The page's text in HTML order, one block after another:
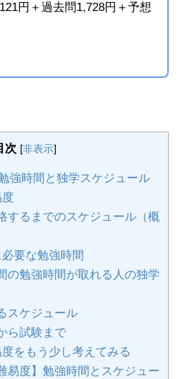
円＋過去問1,728円＋予想
次 [非表示]
強時間と独学スケジュール
するまでのスケジュール（概
要な勉強時間
の勉強時間が取れる人の独学
スケジュール
ら試験まで
をもう少し考えてみる
易度】勉強時間とスケジュー